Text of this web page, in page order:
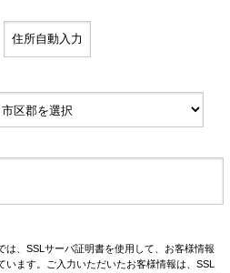
は、SSLサーバ証明書を使用して、お客様情報
います。ご入力いただいたお客様情報は、SSL